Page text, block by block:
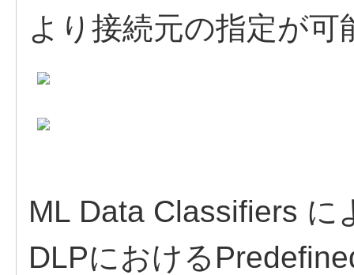
より接続元の指定が可
ML Data Classifiers に
DLPにおける